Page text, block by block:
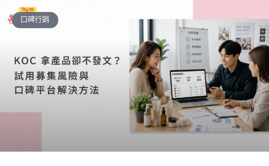
口碑行銷